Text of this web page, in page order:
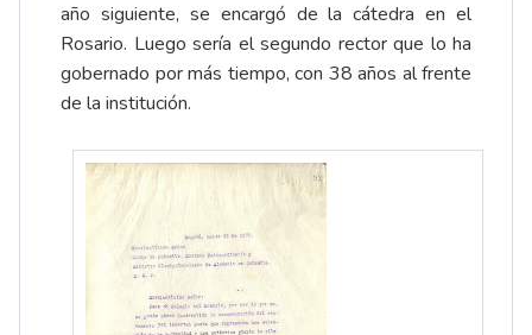
año siguiente, se encargó de la cátedra en el
Rosario. Luego sería el segundo rector que lo ha
gobernado por más tiempo, con 38 años al frente
de la institución.